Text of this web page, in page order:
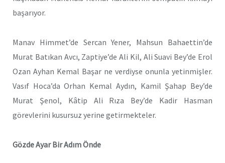
başarıyor.
Manav Himmet’de Sercan Yener, Mahsun Bahaettin’de
Murat Batıkan Avcı, Zaptiye’de Ali Kil, Ali Suavi Bey’de Erol
Ozan Ayhan Kemal Başar ne verdiyse onunla yetinmişler.
Vasıf Hoca’da Orhan Kemal Aydın, Kamil Şahap Bey’de
Murat Şenol, Kâtip Ali Rıza Bey’de Kadir Hasman
görevlerini kusursuz yerine getirmekteler.
Gözde Ayar Bir Adım Önde